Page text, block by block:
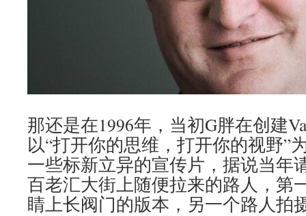
那还是在1996年，当初G胖在创建
以“打开你的思维，打开你的视野”
一些标新立异的宣传片，据说当年
百老汇大街上随便拉来的路人，第
睛上长阀门的版本，另一个路人拍